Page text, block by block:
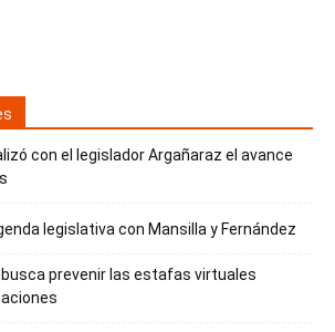
con el legislador Argañaraz el avance
legislativa con Mansilla y Fernández
prevenir las estafas virtuales